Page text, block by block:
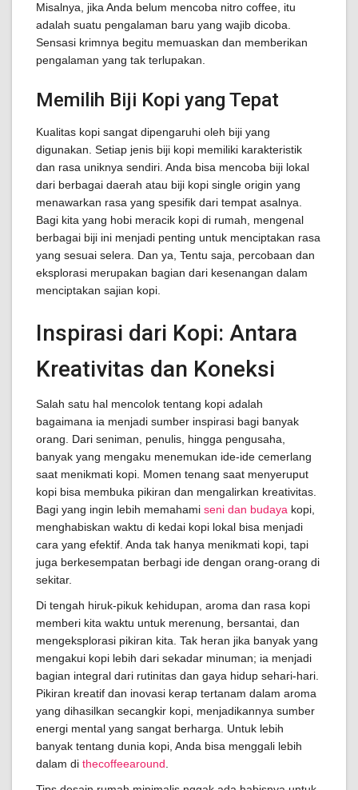
Misalnya, jika Anda belum mencoba nitro coffee, itu
adalah suatu pengalaman baru yang wajib dicoba.
Sensasi krimnya begitu memuaskan dan memberikan
pengalaman yang tak terlupakan.
Memilih Biji Kopi yang Tepat
Kualitas kopi sangat dipengaruhi oleh biji yang
digunakan. Setiap jenis biji kopi memiliki karakteristik
dan rasa uniknya sendiri. Anda bisa mencoba biji lokal
dari berbagai daerah atau biji kopi single origin yang
menawarkan rasa yang spesifik dari tempat asalnya.
Bagi kita yang hobi meracik kopi di rumah, mengenal
berbagai biji ini menjadi penting untuk menciptakan rasa
yang sesuai selera. Dan ya, Tentu saja, percobaan dan
eksplorasi merupakan bagian dari kesenangan dalam
menciptakan sajian kopi.
Inspirasi dari Kopi: Antara
Kreativitas dan Koneksi
Salah satu hal mencolok tentang kopi adalah
bagaimana ia menjadi sumber inspirasi bagi banyak
orang. Dari seniman, penulis, hingga pengusaha,
banyak yang mengaku menemukan ide-ide cemerlang
saat menikmati kopi. Momen tenang saat menyeruput
kopi bisa membuka pikiran dan mengalirkan kreativitas.
Bagi yang ingin lebih memahami seni dan budaya kopi,
menghabiskan waktu di kedai kopi lokal bisa menjadi
cara yang efektif. Anda tak hanya menikmati kopi, tapi
juga berkesempatan berbagi ide dengan orang-orang di
sekitar.
Di tengah hiruk-pikuk kehidupan, aroma dan rasa kopi
memberi kita waktu untuk merenung, bersantai, dan
mengeksplorasi pikiran kita. Tak heran jika banyak yang
mengakui kopi lebih dari sekadar minuman; ia menjadi
bagian integral dari rutinitas dan gaya hidup sehari-hari.
Pikiran kreatif dan inovasi kerap tertanam dalam aroma
yang dihasilkan secangkir kopi, menjadikannya sumber
energi mental yang sangat berharga. Untuk lebih
banyak tentang dunia kopi, Anda bisa menggali lebih
dalam di thecoffeearound